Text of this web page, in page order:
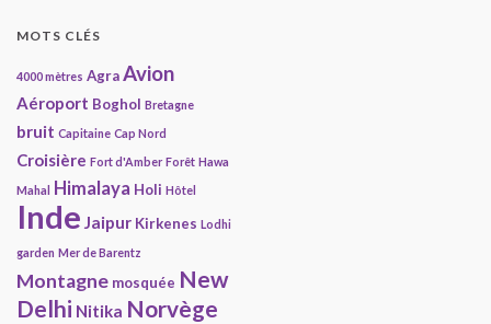
MOTS CLÉS
4000 mètres AgraAvion
Aéroport Boghol Bretagne
bruit Capitaine Cap Nord
Croisière Fort d'Amber Forêt Hawa
Mahal
Himalaya Holi Hôtel
Inde Jaipur Kirkenes Lodhi
garden Mer de Barentz
Montagne mosquée New
Delhi Nitika Norvège